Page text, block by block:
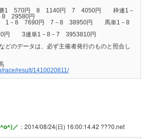
1 570円 8 1140円 7 4050円 枠連1－
29580円
1－8 7690円 7－8 38950円 馬単1－8
円 3連単1－8－7 3953810円
どのデータは、必ず主催者発行のものと照合し
race/result/1410020811/
／ ：2014/08/24(日) 16:00:14.42 ???0.net